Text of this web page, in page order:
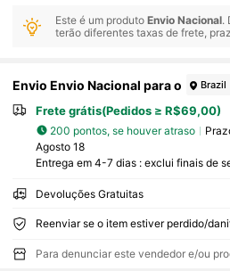
Este é um produtoEnvio Nacional.
terão diferentes taxas de frete,
Envio Envio Nacional para o Brazil
Frete grátis(Pedidos ≥ R$69,00)
200 pontos, se houver atraso
Agosto 18
Entrega em 4-7 dias : exclui finais de
Devoluções Gratuitas
Para denunciar este vendedor e/ou